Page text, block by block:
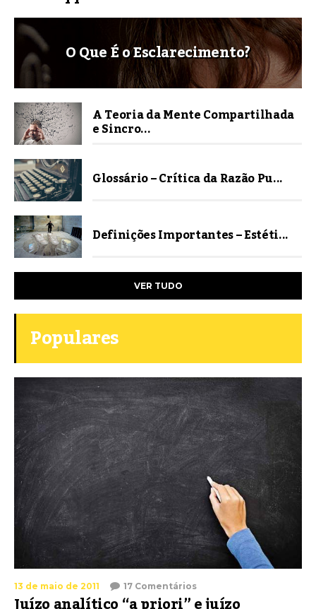
O Que É o Esclarecimento?
A Teoria da Mente Compartilhada
e Sincro...
Glossário – Crítica da Razão Pu...
Definições Importantes – Estéti...
VER TUDO
Populares
13 de maio de 2011 17 Comentários